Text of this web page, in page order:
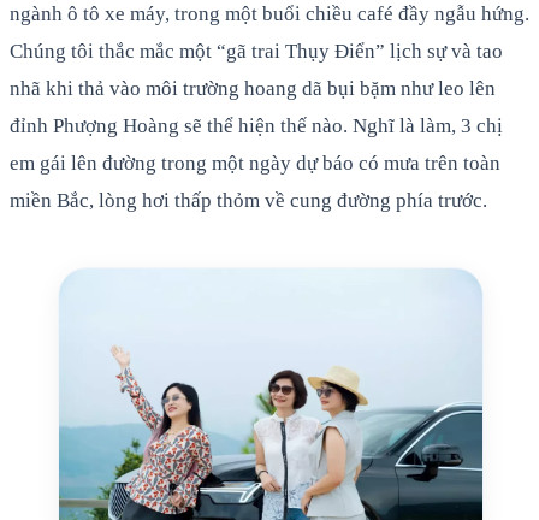
ngành ô tô xe máy, trong một buổi chiều café đầy ngẫu hứng.
Chúng tôi thắc mắc một “gã trai Thụy Điển” lịch sự và tao
nhã khi thả vào môi trường hoang dã bụi bặm như leo lên
đỉnh Phượng Hoàng sẽ thể hiện thế nào. Nghĩ là làm, 3 chị
em gái lên đường trong một ngày dự báo có mưa trên toàn
miền Bắc, lòng hơi thấp thỏm về cung đường phía trước.